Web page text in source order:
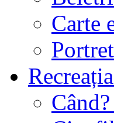
Carte